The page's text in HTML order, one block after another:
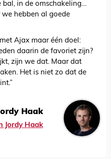
bal, in de omschakeling…
hebben al goede
Ajax maar één doel:
daarin de favoriet zijn?
zijn we dat. Maar dat
Het is niet zo dat de
Jordy Haak
Jordy Haak